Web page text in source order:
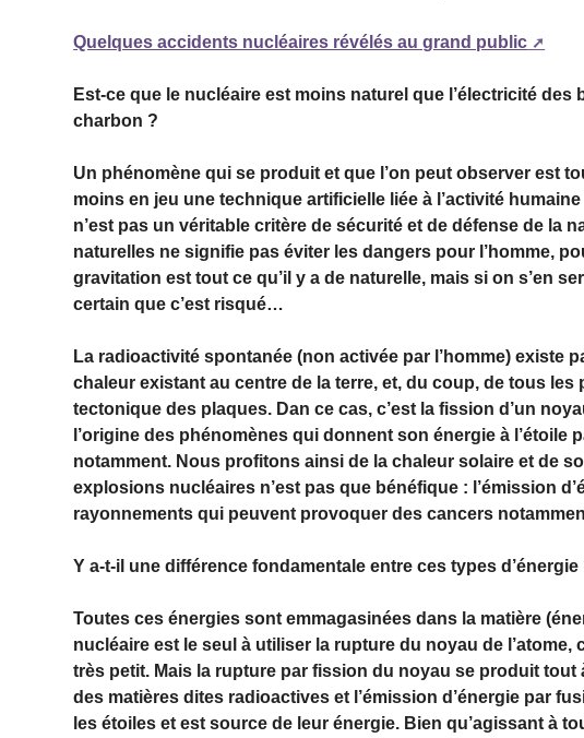
Quelques accidents nucléaires révélés au grand public
Est-ce que le nucléaire est moins naturel que l’électricité des
charbon ?
Un phénomène qui se produit et que l’on peut observer est
moins en jeu une technique artificielle liée à l’activité
n’est pas un véritable critère de sécurité et de défense de la
naturelles ne signifie pas éviter les dangers pour l’homme,
gravitation est tout ce qu’il y a de naturelle, mais si on s’en
certain que c’est risqué…
La radioactivité spontanée (non activée par l’homme) existe
chaleur existant au centre de la terre, et, du coup, de tous
tectonique des plaques. Dan ce cas, c’est la fission d’un
l’origine des phénomènes qui donnent son énergie à l’étoile
notamment. Nous profitons ainsi de la chaleur solaire et de
explosions nucléaires n’est pas que bénéfique : l’émission
rayonnements qui peuvent provoquer des cancers
Y a-t-il une différence fondamentale entre ces types d’énergie
Toutes ces énergies sont emmagasinées dans la matière
nucléaire est le seul à utiliser la rupture du noyau de l’atome,
très petit. Mais la rupture par fission du noyau se produit
des matières dites radioactives et l’émission d’énergie par
les étoiles et est source de leur énergie. Bien qu’agissant à